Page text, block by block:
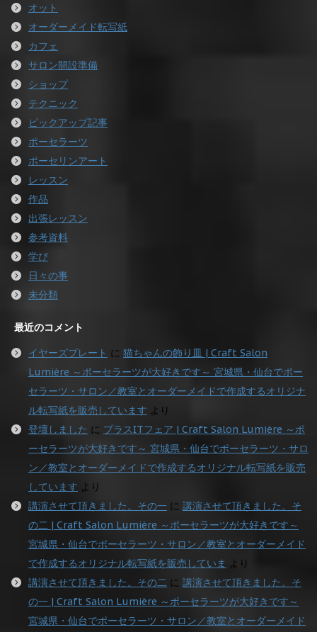
オット
オーダーメイド転写紙
カフェ
サロン開設準備
ショップ
テクニック
ピックアップ記事
ポーセラーツ
ポーセリンアート
レッスン
作品
出張レッスン
参考資料
学び
日々の事
未分類
最近のコメント
イヤーズプレート に 猫ちゃんの飾り皿 | Craft Salon
Lumière ～ポーセラーツが大好きです～ 宮城県・仙台でポー
セラーツ・サロン／教室とオーダーメイドで作成するオリジナ
ル転写紙を販売しています より
登壇しました に プラスITフェア | Craft Salon Lumière ～ポ
ーセラーツが大好きです～ 宮城県・仙台でポーセラーツ・サロ
ン／教室とオーダーメイドで作成するオリジナル転写紙を販売
しています より
講演させて頂きました。その一 に 講演させて頂きました。そ
の二 | Craft Salon Lumière ～ポーセラーツが大好きです～
宮城県・仙台でポーセラーツ・サロン／教室とオーダーメイド
で作成するオリジナル転写紙を販売していま より
講演させて頂きました。その二 に 講演させて頂きました。そ
の一 | Craft Salon Lumière ～ポーセラーツが大好きです～
宮城県・仙台でポーセラーツ・サロン／教室とオーダーメイド